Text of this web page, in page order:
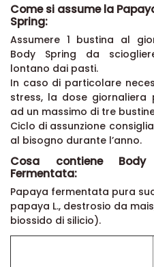
Come si assume la
Spring:
Assumere 1 bustina al
Body Spring da
lontano dai pasti.
In caso di particolare
stress, la dose giornaliera
ad un massimo di tre
Ciclo di assunzione
al bisogno durante l’anno.
Cosa contiene
Fermentata:
Papaya fermentata pura
papaya L., destrosio da
biossido di silicio).